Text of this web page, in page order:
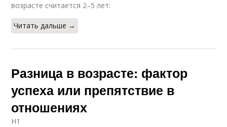
возрасте считается 2–5 лет:
Читать дальше →
Разница в возрасте: фактор
успеха или препятствие в
отношениях
H1